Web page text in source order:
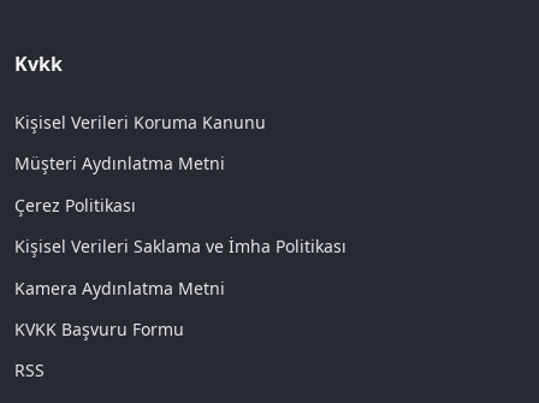
Kvkk
Kişisel Verileri Koruma Kanunu
Müşteri Aydınlatma Metni
Çerez Politikası
Kişisel Verileri Saklama ve İmha Politikası
Kamera Aydınlatma Metni
KVKK Başvuru Formu
RSS